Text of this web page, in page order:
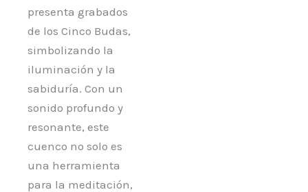
presenta grabados
de los Cinco Budas,
simbolizando la
iluminación y la
sabiduría. Con un
sonido profundo y
resonante, este
cuenco no solo es
una herramienta
para la meditación,